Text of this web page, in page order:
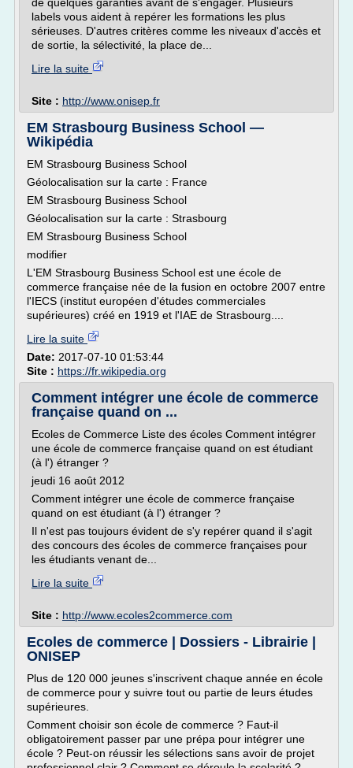
labels vous aident à repérer les formations les plus
sérieuses. D'autres critères comme les niveaux d'accès et
de sortie, la sélectivité, la place de...
Lire la suite
Site : http://www.onisep.fr
EM Strasbourg Business School —
Wikipédia
EM Strasbourg Business School
Géolocalisation sur la carte : France
EM Strasbourg Business School
Géolocalisation sur la carte : Strasbourg
EM Strasbourg Business School
modifier
L'EM Strasbourg Business School est une école de
commerce française née de la fusion en octobre 2007 entre
l'IECS (institut européen d'études commerciales
supérieures) créé en 1919 et l'IAE de Strasbourg....
Lire la suite
Date: 2017-07-10 01:53:44
Site : https://fr.wikipedia.org
Comment intégrer une école de commerce
française quand on ...
Ecoles de Commerce Liste des écoles Comment intégrer
une école de commerce française quand on est étudiant
(à l') étranger ?
jeudi 16 août 2012
Comment intégrer une école de commerce française
quand on est étudiant (à l') étranger ?
Il n'est pas toujours évident de s'y repérer quand il s'agit
des concours des écoles de commerce françaises pour
les étudiants venant de...
Lire la suite
Site : http://www.ecoles2commerce.com
Ecoles de commerce | Dossiers - Librairie |
ONISEP
Plus de 120 000 jeunes s'inscrivent chaque année en école
de commerce pour y suivre tout ou partie de leurs études
supérieures.
Comment choisir son école de commerce ? Faut-il
obligatoirement passer par une prépa pour intégrer une
école ? Peut-on réussir les sélections sans avoir de projet